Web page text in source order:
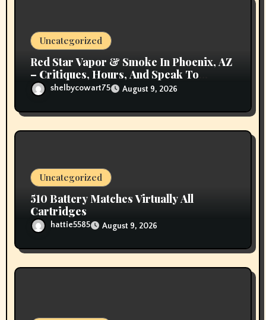
Uncategorized
Red Star Vapor & Smoke In Phoenix, AZ
– Critiques, Hours, And Speak To
Detailsshelbycowart75 August 9, 2026
Uncategorized
510 Battery Matches Virtually All
Cartridges
hattie5585 August 9, 2026